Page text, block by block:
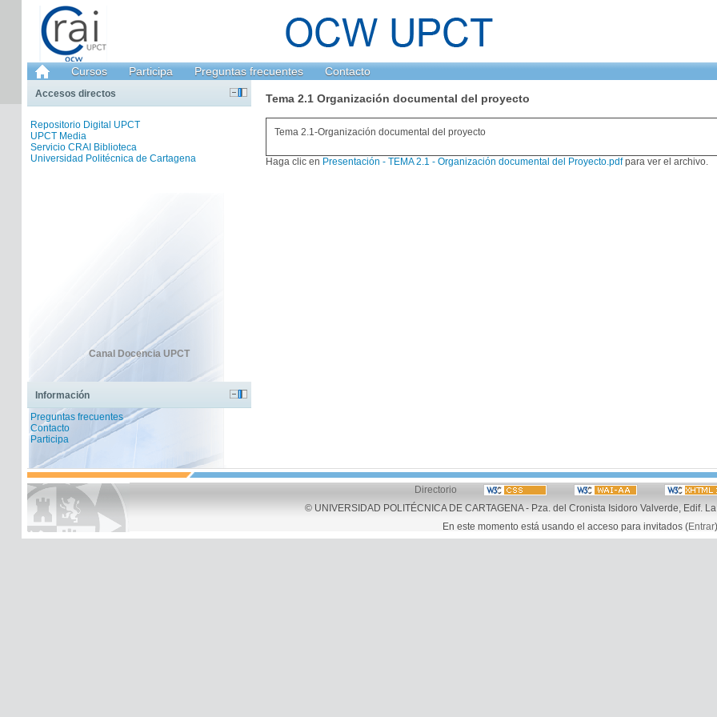
Cursos Participa Preguntas frecuentes Contacto
Tema 2.1 Organización documental del proyecto
Tema 2.1-Organización documental del proyecto
Haga clic en Presentación - TEMA 2.1 - Organización documental del Proyecto.pdfpara ver el archivo.
Accesos directos
Repositorio Digital UPCT
UPCT Media
Servicio CRAI Biblioteca
Universidad Politécnica de Cartagena
Canal Docencia UPCT
Información
Preguntas frecuentes
Contacto
Participa
Directorio
© UNIVERSIDAD POLITÉCNICA DE CARTAGENA - Pza. del Cronista Isidoro Valverde, Edif.
En este momento está usando el acceso para invitados (Entrar)